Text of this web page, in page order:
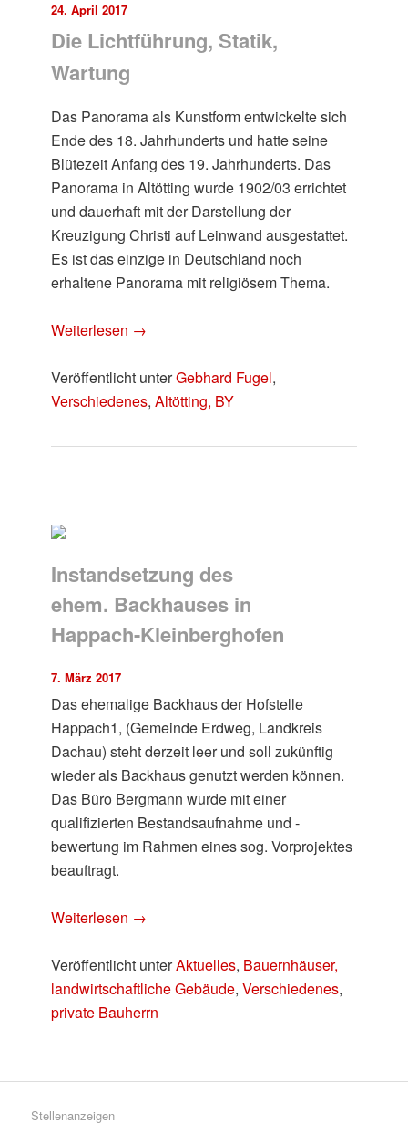
24. April 2017
Die Lichtführung, Statik,
Wartung
Das Panorama als Kunstform entwickelte sich
Ende des 18. Jahrhunderts und hatte seine
Blütezeit Anfang des 19. Jahrhunderts. Das
Panorama in Altötting wurde 1902/03 errichtet
und dauerhaft mit der Darstellung der
Kreuzigung Christi auf Leinwand ausgestattet.
Es ist das einzige in Deutschland noch
erhaltene Panorama mit religiösem Thema.
Weiterlesen →
Veröffentlicht unterGebhard Fugel,
Verschiedenes,Altötting, BY
Instandsetzung des
ehem. Backhauses in
Happach-Kleinberghofen
7. März 2017
Das ehemalige Backhaus der Hofstelle
Happach1, (Gemeinde Erdweg, Landkreis
Dachau) steht derzeit leer und soll zukünftig
wieder als Backhaus genutzt werden können.
Das Büro Bergmann wurde mit einer
qualifizierten Bestandsaufnahme und -
bewertung im Rahmen eines sog. Vorprojektes
beauftragt.
Weiterlesen →
Veröffentlicht unterAktuelles, Bauernhäuser,
landwirtschaftliche Gebäude,Verschiedenes,
private Bauherrn
Stellenanzeigen